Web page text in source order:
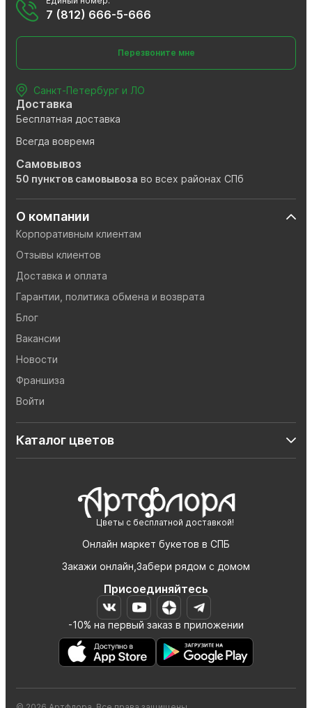
Цветы с бесплатной доставкой!
Онлайн маркет букетов в СПБ
Закажи онлайн,Забери рядом с домом
Присоединяйтесь
-10% на первый заказ в приложении
О компании
Корпоративным клиентам
Отзывы клиентов
Доставка и оплата
Гарантии, политика обмена и возврата
Блог
Вакансии
Новости
Франшиза
Войти
Каталог цветов
7 (812) 666-5-666
Перезвоните мне
Санкт-Петербург и ЛО
Доставка
Бесплатная доставка
Всегда вовремя
Самовывоз
50 пунктов самовывоза во всех районах СПб